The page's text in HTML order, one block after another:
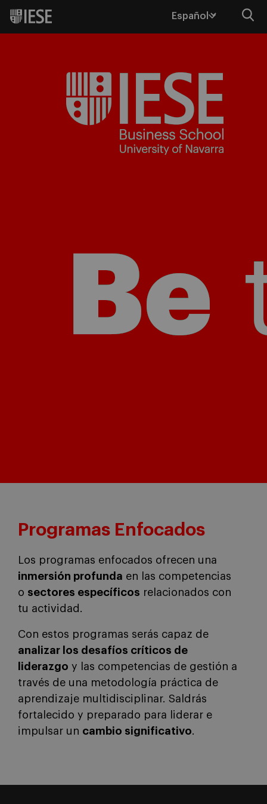
Programas Enfocados
Los programas enfocados ofrecen una
inmersión profunda en las competencias
o sectores específicos relacionados con
tu actividad.
Con estos programas serás capaz de
analizar los desafíos críticos de
liderazgo y las competencias de gestión a
través de una metodología práctica de
aprendizaje multidisciplinar. Saldrás
fortalecido y preparado para liderar e
impulsar un cambio significativo.